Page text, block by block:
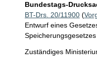
Bundestags-
BT-Drs. 20/11900 (
Entwurf eines
Speicherungsgesetzes
Zuständiges